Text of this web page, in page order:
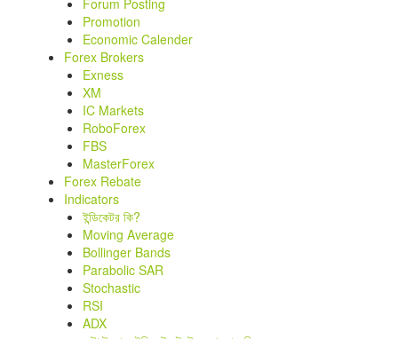
Promotion
Economic Calender
Forex Brokers
Exness
XM
IC Markets
RoboForex
FBS
MasterForex
Forex Rebate
Indicators
ইন্ডিকেটর কি?
Moving Average
Bollinger Bands
Parabolic SAR
Stochastic
RSI
ADX